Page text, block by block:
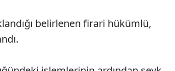
belirlenen firari hükümlü,